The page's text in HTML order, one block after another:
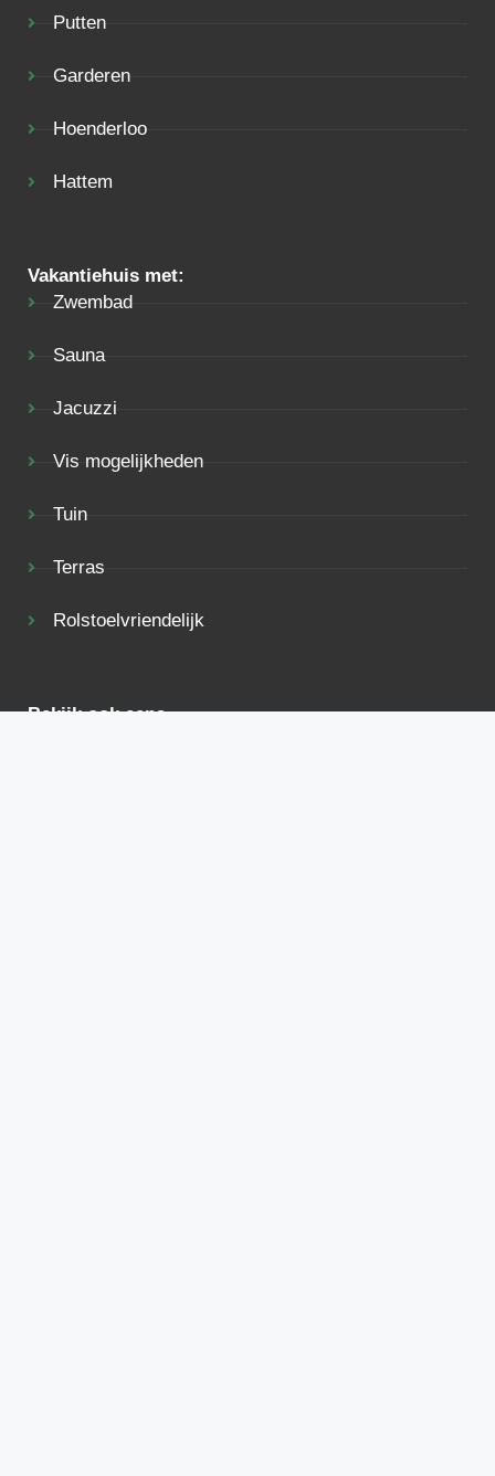
Putten
Garderen
Hoenderloo
Hattem
Vakantiehuis met:
Zwembad
Sauna
Jacuzzi
Vis mogelijkheden
Tuin
Terras
Rolstoelvriendelijk
Bekijk ook eens